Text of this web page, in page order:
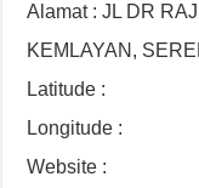
Alamat : JL DR
KEMLAYAN,
Latitude :
Longitude :
Website :